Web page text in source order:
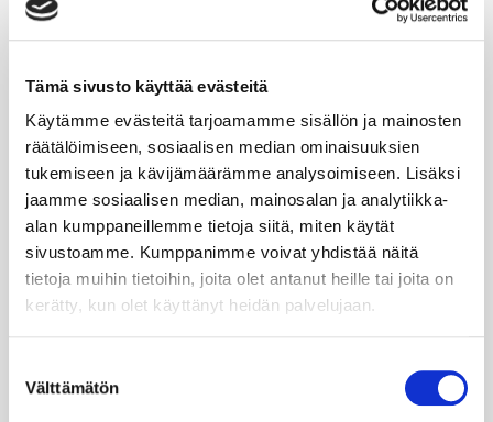
Tämä sivusto käyttää evästeitä
Käytämme evästeitä tarjoamamme sisällön ja mainosten
räätälöimiseen, sosiaalisen median ominaisuuksien
tukemiseen ja kävijämäärämme analysoimiseen. Lisäksi
jaamme sosiaalisen median, mainosalan ja analytiikka-
alan kumppaneillemme tietoja siitä, miten käytät
sivustoamme. Kumppanimme voivat yhdistää näitä
tietoja muihin tietoihin, joita olet antanut heille tai joita on
kerätty, kun olet käyttänyt heidän palvelujaan.
valinta
Välttämätön
Laura Tarkka
COO Finland, Germany & Poland / Scandic Group
AB
Laura Tarkka on suomalaisen majoitus ja palvelualan
muutosjohtaja – käytännönläheinen, ihmisläheinen ja
samalla vahvasti strateginen. Laura johtaa Suomessa
61 hotellin verkostoa tavalla, jossa selkeä suunta
toiminut aiemmin mm. Gigantin ja Kämp Collection
Hotelsin toimitusjohtajana. Laura tunnetaan siitä, että